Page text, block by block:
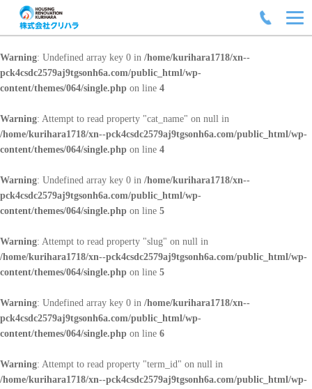
Warning: Undefined array key 0 in /home/kurihara1718/xn--
pck4csdc2579aj9tgsonh6a.com/public_html/wp-
content/themes/064/single.php on line 4
Warning: Attempt to read property "cat_name" on null in
/home/kurihara1718/xn--pck4csdc2579aj9tgsonh6a.com/public_html/wp-
content/themes/064/single.php on line 4
Warning: Undefined array key 0 in /home/kurihara1718/xn--
pck4csdc2579aj9tgsonh6a.com/public_html/wp-
content/themes/064/single.php on line 5
Warning: Attempt to read property "slug" on null in
/home/kurihara1718/xn--pck4csdc2579aj9tgsonh6a.com/public_html/wp-
content/themes/064/single.php on line 5
Warning: Undefined array key 0 in /home/kurihara1718/xn--
pck4csdc2579aj9tgsonh6a.com/public_html/wp-
content/themes/064/single.php on line 6
Warning: Attempt to read property "term_id" on null in
/home/kurihara1718/xn--pck4csdc2579aj9tgsonh6a.com/public_html/wp-